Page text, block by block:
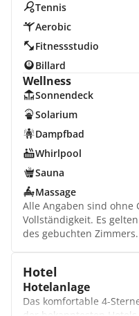
Tennis
Aerobic
Fitnessstudio
Billard
Wellness
Sonnendeck
Solarium
Dampfbad
Whirlpool
Sauna
Massage
Alle Angaben sind ohne
Vollständigkeit. Es
des gebuchten Zimmers.
Hotel
Hotelanlage
Das komfortable 4-